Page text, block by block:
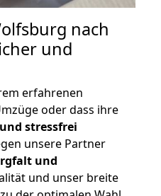
nach
und
erfahrenen
oder dass ihre
stressfrei
unsere Partner
und
und unser breite